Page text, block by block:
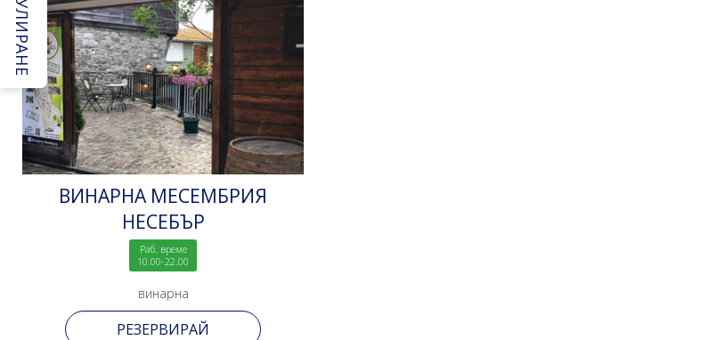
ВИНАРНА МЕСЕМБРИЯ
НЕСЕБЪР
Раб. време
10.00-22.00
винарна
РЕЗЕРВИРАЙ
АНУЛИРАНЕ